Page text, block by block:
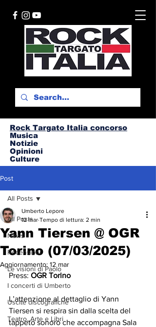
Rock Targato Italia concorso
Musica
Notizie
Opinioni
Culture
Post
All Posts
News
Recensioni
Le visioni di Paolo
I concerti di Umberto
Uscite discografiche
Teatro, Arte e Libri
All Posts
Yann Tiersen @ OGR
Torino (07/03/2025)
Umberto Lepore
12 mar Tempo di lettura: 2 min
Aggiornamento: 12 mar
Press: OGR Torino
L’attenzione al dettaglio di Yann
Tiersen si respira sin dalla scelta del
tappeto sonoro che accompagna Sala